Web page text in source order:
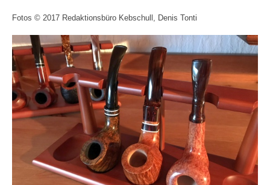
Fotos © 2017 Redaktionsbüro Kebschull, Denis Tonti